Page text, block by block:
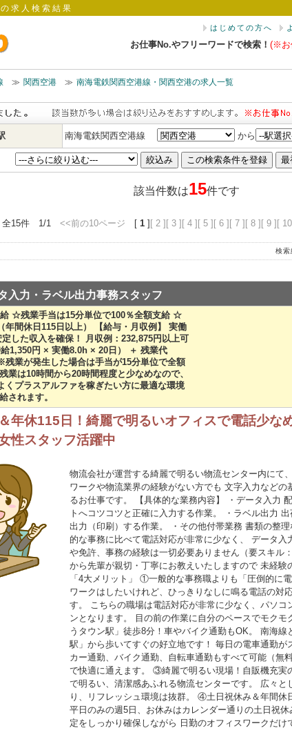
求人検索結果
はじめての方へ
お仕事No.やフリーワードで検索！ (※お
≫ 関西空港≫ 南海電鉄関西空港線・関西空港の求人一覧
南海電鉄関西空港線 から
該当件数は15件です
全15件 1/1 <<前の10ページ [ 1] [ 2 ] [ 3 ] [ 4 ] [ 5 ] [ 6 ] [ 7 ] [ 8 ] [ 9 ] [
検
入力・ラベル出力事務スタッフ
☆残業手当は15分単位で100％全額支給 ☆
年間休日115日以上） 【給与・月収例】 実働
した収入を確保！ 月収例：232,875円以上可
1,350円 × 実働8.0h × 20日） ＋ 残業代
業が発生した場合は手当が15分単位で全額
業は10時間から20時間程度と少なめなので、
くプラスアルファを稼ぎたい方に最適な環境
されます。
年休115日！綺麗で明るいオフィスで電話少な
性スタッフ活躍中
物流会社が運営する綺麗で明るい物流センター内にて
ワークや物流業界の経験がない方でも 文字入力など
るお仕事です。 【具体的な業務内容】 ・データ入力
トへコツコツと正確に入力する作業。 ・ラベル出力
出力（印刷）する作業。 ・その他付帯業務 書類の整
的な事務に比べて電話対応が非常に少なく、 データ
や免許、事務の経験は一切必要ありません（要スキル
から先輩が親切・丁寧にお教えいたしますので 未経
「4大メリット」 ①一般的な事務職よりも「圧倒的に
ワークはしたいけれど、ひっきりなしに鳴る電話の
す。 こちらの職場は電話対応が非常に少なく、パソ
ンとなります。 目の前の作業に自分のペースでモク
うタウン駅」徒歩8分！車やバイク通勤もOK。 南海
駅」から歩いてすぐの好立地です！ 毎日の電車通勤
カー通勤、バイク通勤、自転車通勤もすべて可能（無
で快適に通えます。 ③綺麗で明るい現場！自販機充実
で明るい、清潔感あふれる物流センターです。 広々
り、リフレッシュ環境は抜群。 ④土日祝休み＆年間休
平日のみの週5日、お休みはカレンダー通りの土日祝
定をしっかり確保しながら 日勤のオフィスワークだけ